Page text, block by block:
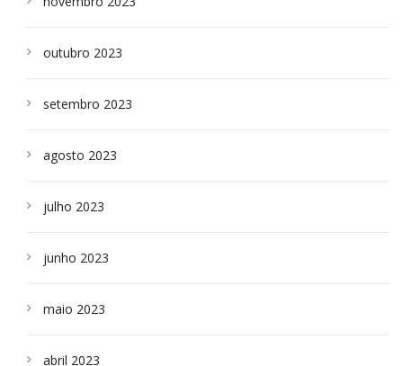
outubro 2023
setembro 2023
agosto 2023
julho 2023
junho 2023
maio 2023
abril 2023